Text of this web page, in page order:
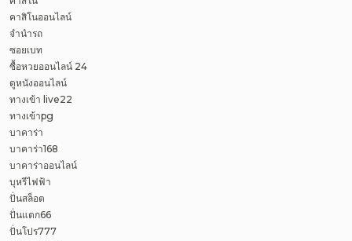
คาสิโนออนไลน์
จำนำรถ
ซอยเบท
ซื้อหวยออนไลน์ 24
ดูหนังออนไลน์
ทางเข้า live22
ทางเข้าpg
บาคาร่า
บาคาร่า168
บาคาร่าออนไลน์
บุหรีไฟฟ้า
ปั่นสล็อต
ปั่นแตก66
ปั่นโปร777